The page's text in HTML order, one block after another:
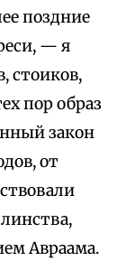
поздние
— я
стоиков,
пор образ
закон
от
Авраама.